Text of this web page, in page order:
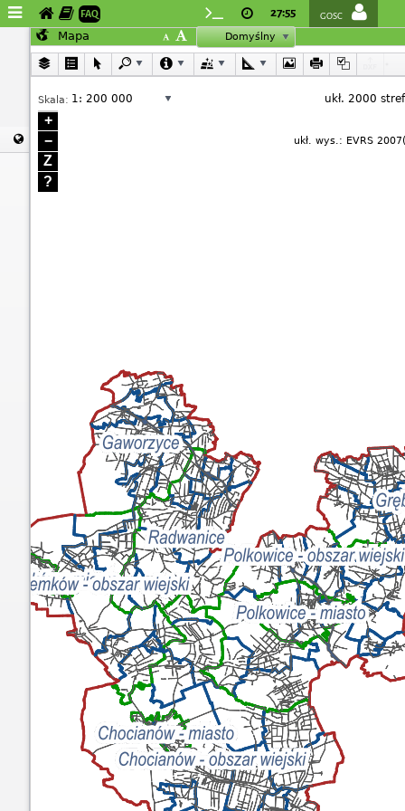
Mapa
FAQ GOSC
27:55
Domyślny
Mapa
+
−
Z
?
Skala: 1: 200 000 ukł. 2000
ukł. wys.: EVRS